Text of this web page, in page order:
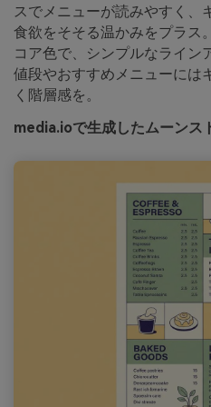
スでメニューが読みやすく、
食欲をそそる温かみをプラス
コア色で、シンプルなライン
値段やおすすめメニューには
く階層感を。
media.ioで生成したムーンス